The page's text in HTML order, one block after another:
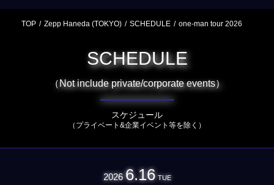
TOP Zepp Haneda (TOKYO) SCHEDULE one-man tour 2026
SCHEDULE
（Not include private/corporate events）
スケジュール
（プライベート&企業イベント等を除く）
2026 6.16 TUE